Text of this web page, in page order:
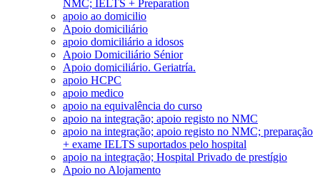
NMC; IELTS + Preparation
apoio ao domicilio
Apoio domiciliário
apoio domiciliário a idosos
Apoio Domiciliário Sénior
Apoio domiciliário. Geriatría.
apoio HCPC
apoio medico
apoio na equivalência do curso
apoio na integração; apoio registo no NMC
apoio na integração; apoio registo no NMC; preparação
+ exame IELTS suportados pelo hospital
apoio na integração; Hospital Privado de prestígio
Apoio no Alojamento